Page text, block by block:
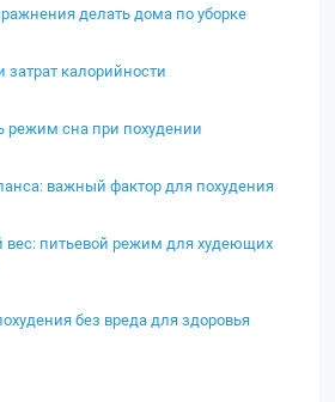
делать дома по уборке
затрат калорийности
режим сна при похудении
важный фактор для похудения
вес: питьевой режим для худеющих
без вреда для здоровья